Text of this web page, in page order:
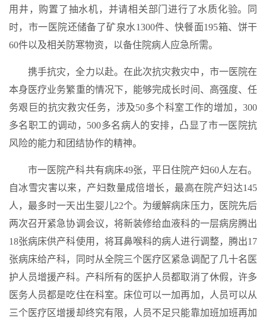
用井，购置了抽水机，并请相关部门进行了水质化验。同
时，市一医院还储备了矿泉水1300件、快餐面195箱、饼干
60件以及相关防寒物资，以备住院病人应急所需。
携手抗灾，全力以赴。在此次抗灾救灾中，市一医院在
本身医疗业务繁重的情况下，能够完成长时间、高强度、任
务艰巨的抗灾救灾任务，涉及50多个科室工作的增加，300
多名职工的调动，500多名病人的安排，凸显了市一医院抗
风险的能力和团结协作的精神。
市一医院产科共有病床49张，平日住院产妇60人左右。
自冰雪灾害以来，产妇数量成倍增长，最高在院产妇达145
人，最多时一天出生婴儿22个。为缓解病床压力，医院先后
两次召开紧急协调会议，将新装修给血液科的一层病房腾出
18张病床供产科使用，将耳鼻喉科的病人进行调整，腾出17
张病床给产科，同时从全院三个医疗区紧急调配了几十名医
护人员增援产科。产科所有的医护人员都取消了休假，许多
医务人员都是吃住在科室。床位可以一加再加，人员可以从
三个医疗区增援却终究有限，人员不足只能靠加班加班再加